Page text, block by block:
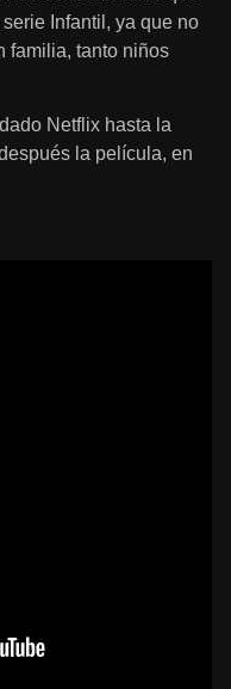
Infantil, ya que no
familia, tanto niños
Netflix hasta la
la película, en